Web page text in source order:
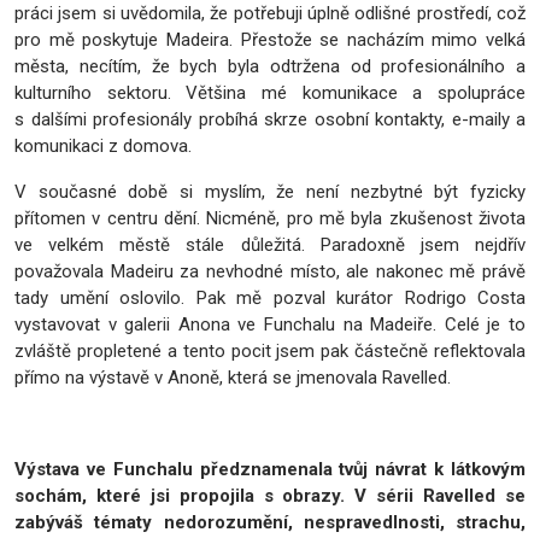
práci jsem si uvědomila, že potřebuji úplně odlišné prostředí, což
pro mě poskytuje Madeira. Přestože se nacházím mimo velká
města, necítím, že bych byla odtržena od profesionálního a
kulturního sektoru. Většina mé komunikace a spolupráce
s dalšími profesionály probíhá skrze osobní kontakty, e-maily a
komunikaci z domova.
V současné době si myslím, že není nezbytné být fyzicky
přítomen v centru dění. Nicméně, pro mě byla zkušenost života
ve velkém městě stále důležitá. Paradoxně jsem nejdřív
považovala Madeiru za nevhodné místo, ale nakonec mě právě
tady umění oslovilo. Pak mě pozval kurátor Rodrigo Costa
vystavovat v galerii Anona ve Funchalu na Madeiře. Celé je to
zvláště propletené a tento pocit jsem pak částečně reflektovala
přímo na výstavě v Anoně, která se jmenovala Ravelled.
Výstava ve Funchalu předznamenala tvůj návrat k látkovým
sochám, které jsi propojila s obrazy. V sérii Ravelled se
zabýváš tématy nedorozumění, nespravedlnosti, strachu,